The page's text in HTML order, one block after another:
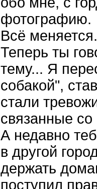
фотографию.
Всё
Теперь ты
тему... Я
собакой",
стали
связанные
А недавно
в другой
держать
поступил